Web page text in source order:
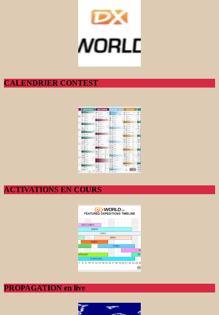
CALENDRIER CONTEST
ACTIVATIONS EN COURS
PROPAGATION en live